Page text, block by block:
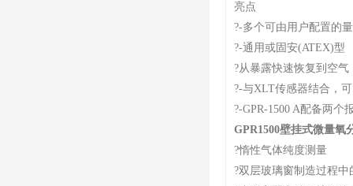
亮点
?-多个可由用户配置的
?-通用或固安(ATEX)型
?从暴露快速恢复到空气
?-与XLT传感器结合，
?-GPR-1500 A配备两个
GPR1500壁挂式微量氧
?惰性气体纯度测量
?双层玻璃窗制造过程